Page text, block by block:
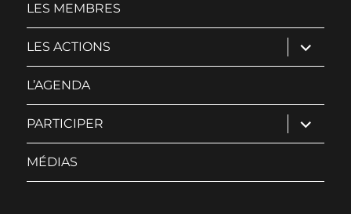
LES MEMBRES
LES ACTIONS ouvrir
le
sous-
L’AGENDA
PARTICIPER ouvrir
le
sous-
MÉDIAS